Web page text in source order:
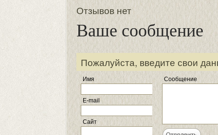
Отзывов нет
Ваше сообщение
Пожалуйста, введите свои
Имя
E-mail
Сайт
Сообщение